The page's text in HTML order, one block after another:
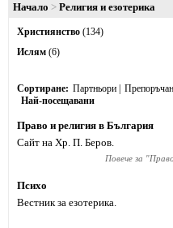
Начало Религия и езотерика
Християнство (134)
Ислям (6)
Сортиране Партньори
Най-посещавани
Право и религия в България
Сайт на Хр. П. Беров.
Повече за "
Психо
Вестник за езотерика.